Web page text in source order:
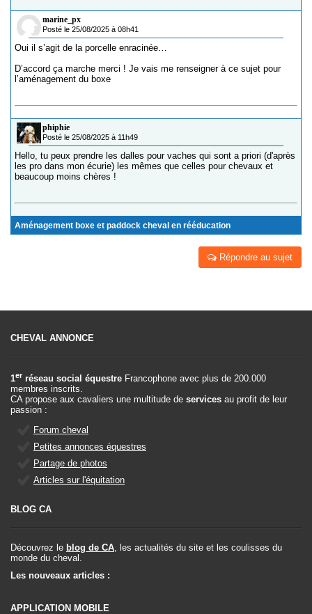
marine_px
Posté le 25/08/2025 à 08h41
Oui il s’agit de la porcelle enracinée…
D’accord ça marche merci ! Je vais me renseigner à ce sujet pour
l’aménagement du boxe
phiphie
Posté le 25/08/2025 à 11h49
Hello, tu peux prendre les dalles pour vaches qui sont a priori (d'après
les pro dans mon écurie) les mêmes que celles pour chevaux et
beaucoup moins chères !
Aménagement boxe et paddock cheval en rééducation
Répondre au sujet
CHEVAL ANNONCE
1er réseau social équestre Francophone avec plus de 200.000
membres inscrits.
CA propose aux cavaliers une multitude de services au profit de leur
passion :
Forum cheval
Petites annonces équestres
Partage de photos
Articles sur l'équitation
BLOG CA
Découvrez le blog de CA, les actualités du site et les coulisses du
monde du cheval.
Les nouveaux articles :
APPLICATION MOBILE